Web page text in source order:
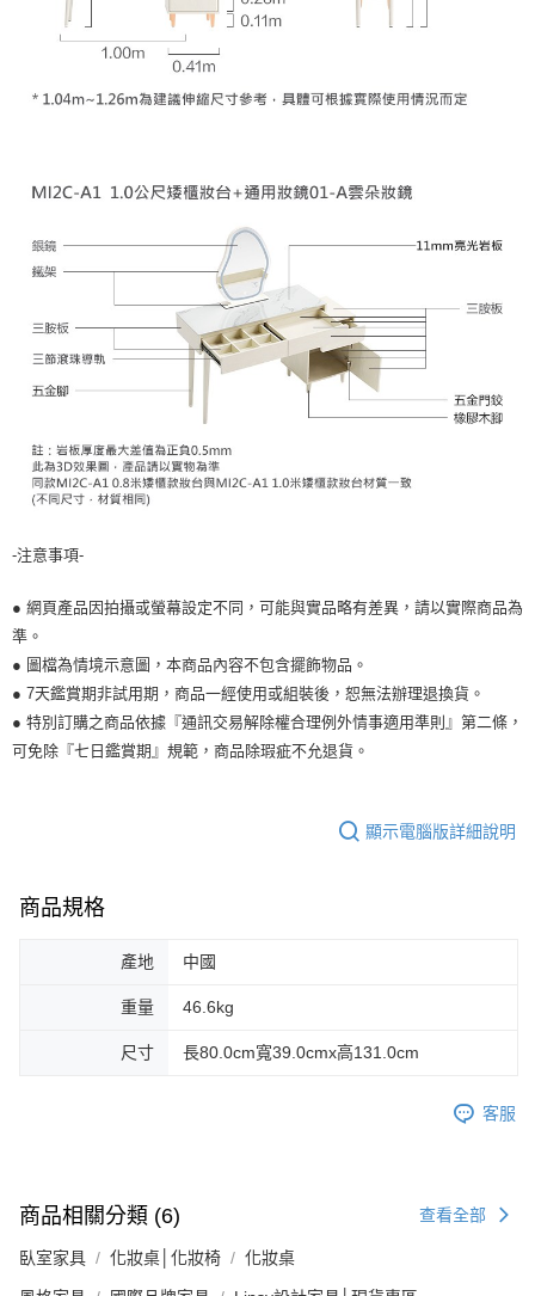
-注意事項-
● 網頁產品因拍攝或螢幕設定不同，可能與實品略有差異，請以實際商品為
準。
● 圖檔為情境示意圖，本商品內容不包含擺飾物品。
● 7天鑑賞期非試用期，商品一經使用或組裝後，恕無法辦理退換貨。
● 特別訂購之商品依據『通訊交易解除權合理例外情事適用準則』第二條，
可免除『七日鑑賞期』規範，商品除瑕疵不允退貨。
顯示電腦版詳細說明
商品規格
產地 中國
重量 46.6kg
尺寸 長80.0cm寬39.0cmx高131.0cm
客服
商品相關分類 (6) 查看全部
臥室家具 化妝桌│化妝椅 化妝桌